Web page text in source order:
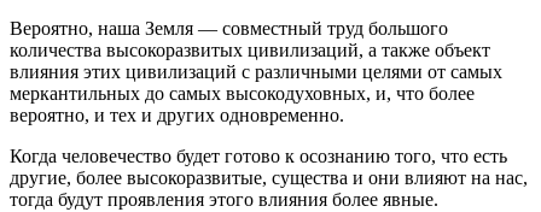
Вероятно, наша Земля — совместный труд большого
количества высокоразвитых цивилизаций, а также объект
влияния этих цивилизаций с различными целями от самых
меркантильных до самых высокодуховных, и, что более
вероятно, и тех и других одновременно.
Когда человечество будет готово к осознанию того, что есть
другие, более высокоразвитые, существа и они влияют на нас,
тогда будут проявления этого влияния более явные.